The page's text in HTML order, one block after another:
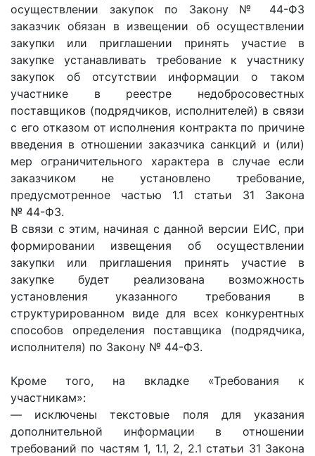
осуществлении закупок по Закону № 44-ФЗ
заказчик обязан в извещении об осуществлении
закупки или приглашении принять участие в
закупке устанавливать требование к участнику
закупок об отсутствии информации о таком
участнике в реестре недобросовестных
поставщиков (подрядчиков, исполнителей) в связи
с его отказом от исполнения контракта по причине
введения в отношении заказчика санкций и (или)
мер ограничительного характера в случае если
заказчиком не установлено требование,
предусмотренное частью 1.1 статьи 31 Закона
№ 44-ФЗ.
В связи с этим, начиная с данной версии ЕИС, при
формировании извещения об осуществлении
закупки или приглашения принять участие в
закупке будет реализована возможность
установления указанного требования в
структурированном виде для всех конкурентных
способов определения поставщика (подрядчика,
исполнителя) по Закону № 44-ФЗ.
Кроме того, на вкладке «Требования к
участникам»:
— исключены текстовые поля для указания
дополнительной информации в отношении
требований по частям 1, 1.1, 2, 2.1 статьи 31 Закона